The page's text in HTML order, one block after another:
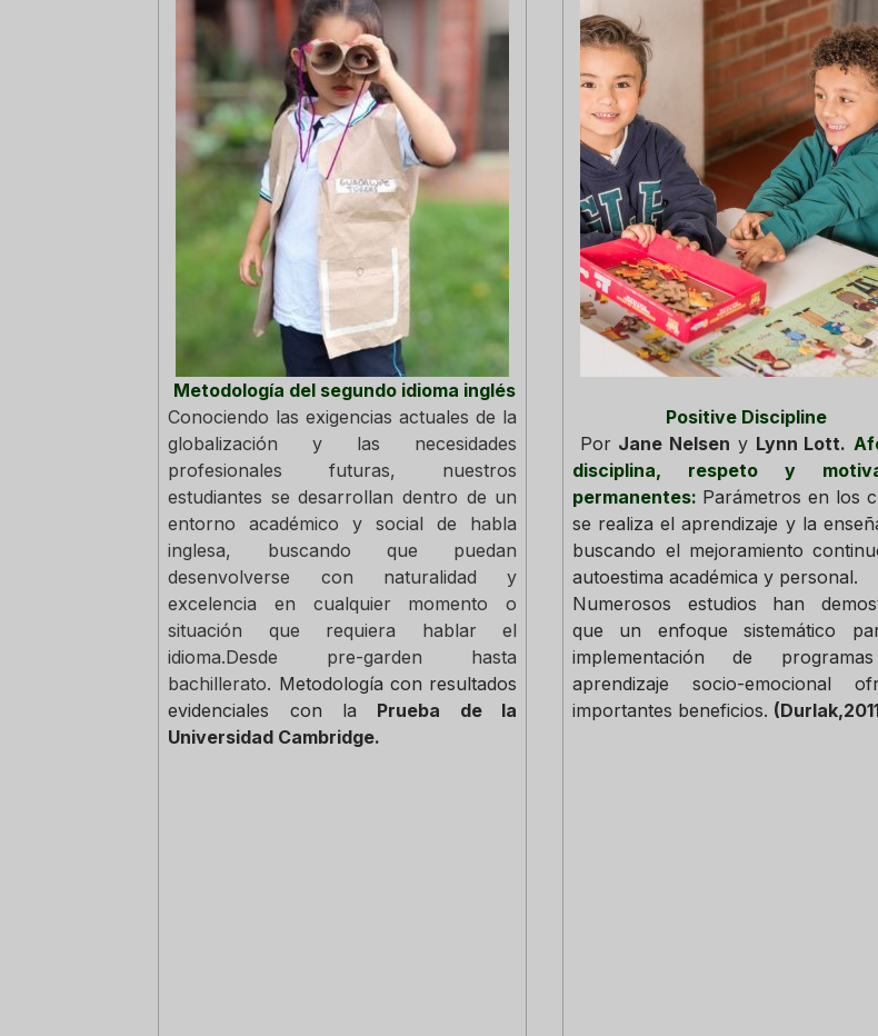
Metodología del segundo idioma inglés
Conociendo las exigencias actuales de la
globalización y las necesidades
profesionales futuras, nuestros
estudiantes se desarrollan dentro de un
entorno académico y social de habla
inglesa, buscando que puedan
desenvolverse con naturalidad y
excelencia en cualquier momento o
situación que requiera hablar el
idioma.Desde pre-garden hasta
bachillerato. Metodología con resultados
evidenciales con la Prueba de la
Universidad Cambridge.
Positive Discipline
Por Jane Nelsen y Lynn Lott.
disciplina, respeto y
permanentes: Parámetros en los
se realiza el aprendizaje y la
buscando el mejoramiento
autoestima académica y personal.
Numerosos estudios han
que un enfoque sistemático
implementación de
aprendizaje socio-emocional
importantes beneficios.